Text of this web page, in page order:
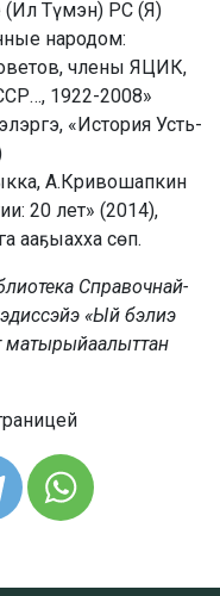
(Ил Түмэн) РС (Я)
народом:
члены ЯЦИК,
1922-2008»
«История Усть-
А.Кривошапкин
20 лет» (2014),
ааҕыахха сөп.
Справочнай-
«Ый бэлиэ
матырыйаалыттан